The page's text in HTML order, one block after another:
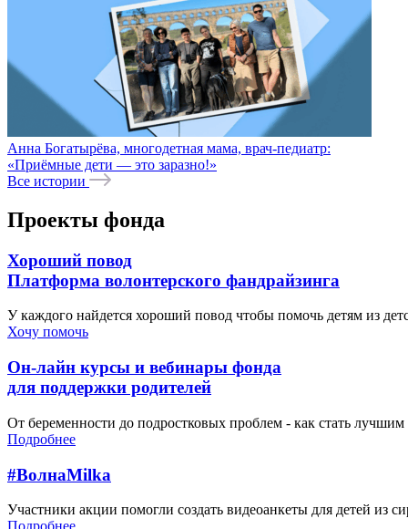
Анна Богатырёва, многодетная мама, врач-педиатр:
«Приёмные дети — это заразно!»
Все истории
Проекты фонда
Хороший повод
Платформа волонтерского фандрайзинга
У каждого найдется хороший повод чтобы помочь детям из
Хочу помочь
Он-лайн курсы и вебинары фонда
для поддержки родителей
От беременности до подростковых проблем - как стать лучшим
Подробнее
#ВолнаMilka
Участники акции помогли создать видеоанкеты для детей из